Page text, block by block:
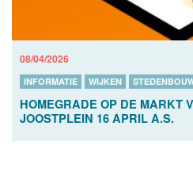
08/04/2026
INFORMATIE WIJKEN
HOMEGRADE OP DE MARKT
JOOSTPLEIN 16 APRIL A.S.